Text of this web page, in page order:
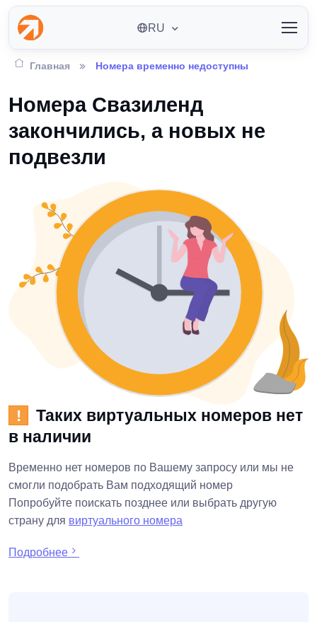
RU
Главная Номера временно недоступны
Номера Свазиленд
закончились, а новых не
подвезли
!
Таких виртуальных номеров нет
в наличии
Временно нет номеров по Вашему запросу или мы не
смогли подобрать Вам подходящий номер
Попробуйте поискать позднее или выбрать другую
страну для виртуального номера
Подробнее